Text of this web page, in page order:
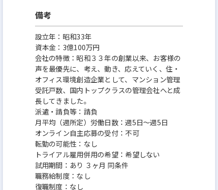
備考
設立年：昭和33年
資本金：3億100万円
会社の特徴：昭和３３年の創業以来、お客様の
声を最優先に、考え、動き、応えていく、住・
オフィス環境創造企業として、マンション管理
受託戸数、国内トップクラスの管理会社へと成
長してきました。
派遣・請負等：請負
月平均（週所定）労働日数：週5日～週5日
オンライン自主応募の受付：不可
転勤の可能性：なし
トライアル雇用併用の希望：希望しない
試用期間：あり ３ヶ月 同条件
職務給制度：なし
復職制度：なし